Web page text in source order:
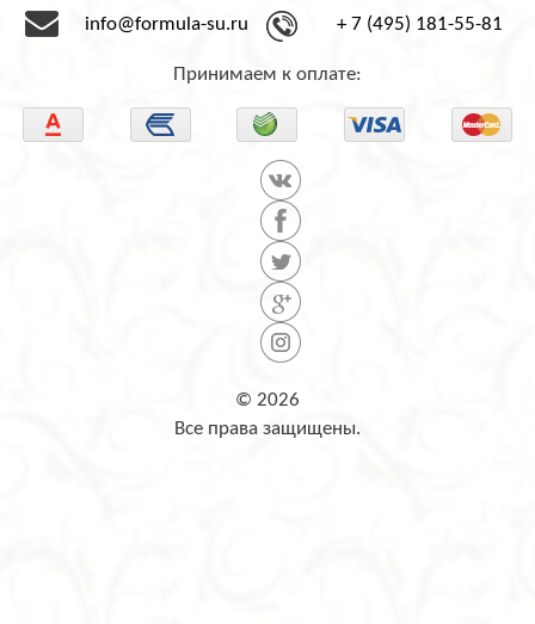
info@formula-su.ru + 7 (495) 181-55-81
Принимаем к оплате:
© 2026
Все права защищены.